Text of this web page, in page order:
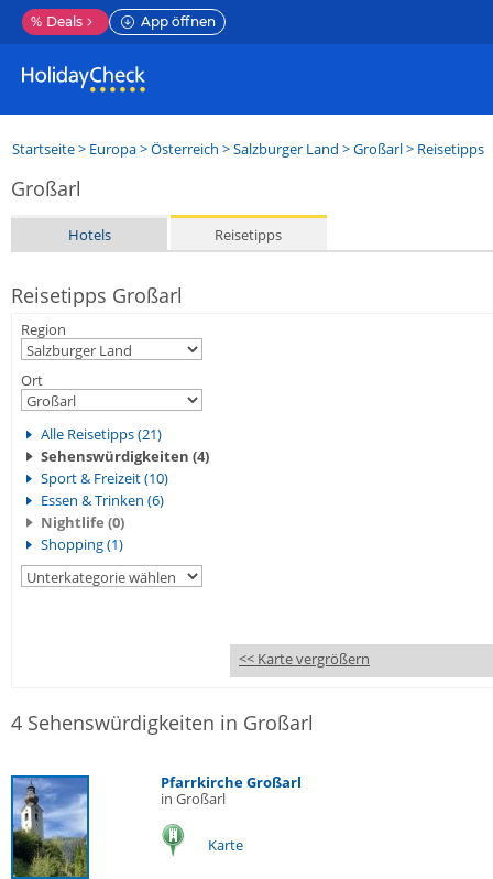
% Deals App öffnen
Startseite> Europa>Österreich >Salzburger Land >Großarl> Reisetipps
Großarl
Hotels Reisetipps
Reisetipps Großarl
Region
Ort
Alle Reisetipps (21)
Sehenswürdigkeiten (4)
Sport & Freizeit (10)
Essen & Trinken (6)
Nightlife (0)
Shopping (1)
<< Karte vergrößern
4 Sehenswürdigkeiten in Großarl
Pfarrkirche Großarl
in Großarl
Karte